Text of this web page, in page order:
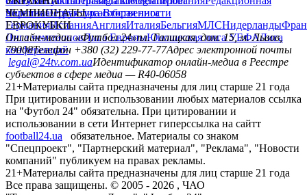
политикаСтруктура собственности
УкраинаПервая лигаВторая лига
ЧЕМПИОНАТЫ
ГерманияИспанияАнглияИталияБельгияМЛСНидерланды
ЕВРОКУБКИ
Лига чемпионовЛига ЕвропыЮношеская лига УЕФАЛига
конференций
Онлайн-медиа «Футбол 24»пл. Галицкая, дом. 15, м. Львов,
79008Телефон +380 (32) 229-77-77Адрес электронной почты
legal@24tv.com.uaИдентификатор онлайн-медиа в Реестре
субъектов в сфере медиа — R40-06058
21+Материалы сайта предназначены для лиц старше 21 года
При цитировании и использовании любых материалов ссылка
на "Футбол 24" обязательна. При цитировании и
использовании в сети Интернет гиперссылка на сайтт
football24.ua
обязательное. Материалы со знаком
"Спецпроект", "Партнерский материал", "Реклама", "Новости
компаний" публикуем на правах рекламы.
21+Материалы сайта предназначены для лиц старше 21 года
Все права защищены. © 2005 - 2026 , ЧАО